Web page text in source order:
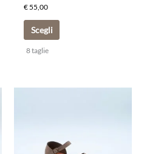
€55,00
Scegli
8 taglie
varianti.